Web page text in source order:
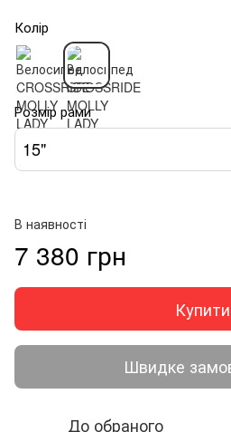
Колір
Розмір рами
15"
В наявності
7 380 грн
Купити
Швидке
До обраного